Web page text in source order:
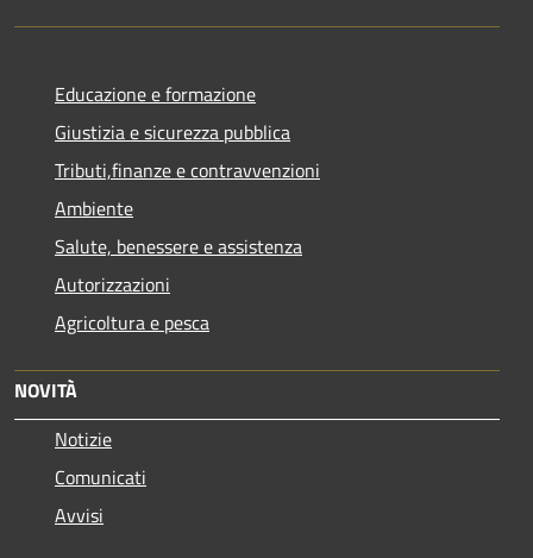
Educazione e formazione
Giustizia e sicurezza pubblica
Tributi,finanze e contravvenzioni
Ambiente
Salute, benessere e assistenza
Autorizzazioni
Agricoltura e pesca
NOVITÀ
Notizie
Comunicati
Avvisi